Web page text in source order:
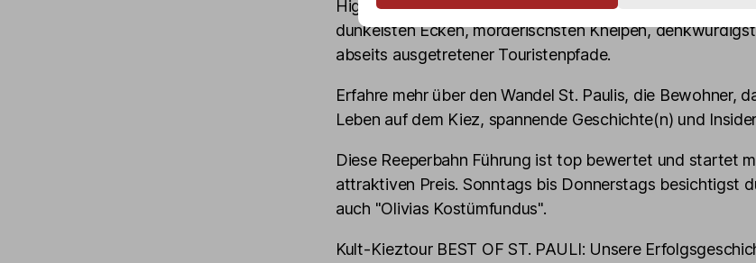
Highlights des Kiez echt, authentisch und ungeschminkt.
dunkelsten Ecken, mörderischsten Kneipen,
abseits ausgetretener Touristenpfade.
Erfahre mehr über den Wandel St. Paulis, die Bewohner,
Leben auf dem Kiez, spannende Geschichte(n) und
Diese Reeperbahn Führung ist top bewertet und startet
attraktiven Preis. Sonntags bis Donnerstags besichtigst
auch "Olivias Kostümfundus".
Kult-Kieztour BEST OF ST. PAULI: Unsere